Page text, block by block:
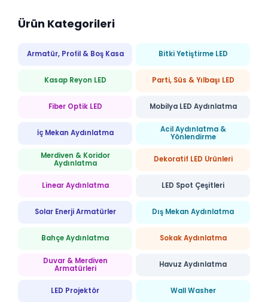
Ürün Kategorileri
Armatür, Profil & Boş Kasa Bitki Yetiştirme LED
Kasap Reyon LED Parti, Süs & Yılbaşı LED
Fiber Optik LED Mobilya LED Aydınlatma
İç Mekan Aydınlatma
Acil Aydınlatma &
Yönlendirme
Merdiven & Koridor
Aydınlatma
Dekoratif LED Ürünleri
Linear Aydınlatma LED Spot Çeşitleri
Solar Enerji Armatürler Dış Mekan Aydınlatma
Bahçe Aydınlatma Sokak Aydınlatma
Duvar & Merdiven
Armatürleri
Havuz Aydınlatma
LED Projektör Wall Washer